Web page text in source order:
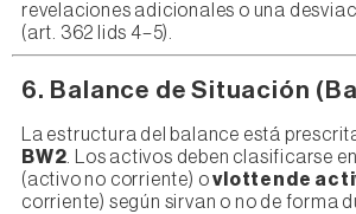
revelaciones adicionales o una
(art. 362 lids 4–5).
6. Balance de Situación
La estructura del balance está
BW2 . Los activos deben clasificarse
(activo no corriente) ovlottende
corriente) según sirvan o no de forma